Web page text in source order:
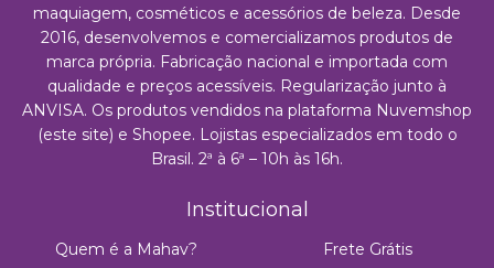
maquiagem, cosméticos e acessórios de beleza. Desde
2016, desenvolvemos e comercializamos produtos de
marca própria. Fabricação nacional e importada com
qualidade e preços acessíveis. Regularização junto à
ANVISA. Os produtos vendidos na plataforma Nuvemshop
(este site) e Shopee. Lojistas especializados em todo o
Brasil. 2ª à 6ª – 10h às 16h.
Institucional
Quem é a Mahav?
Frete Grátis